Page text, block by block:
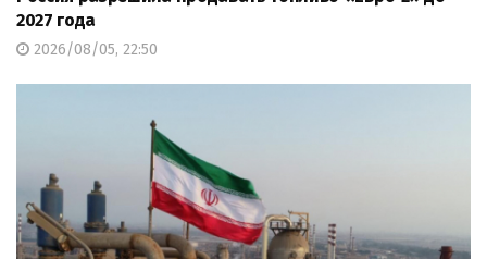
2027 года
2026/08/05, 22:50